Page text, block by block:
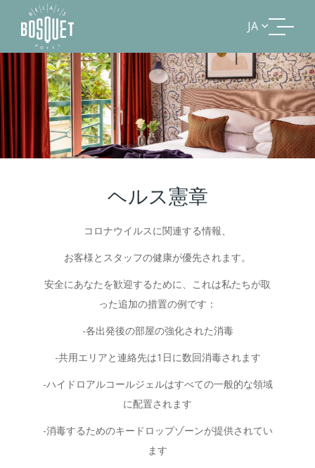
JA
ヘルス憲章
コロナウイルスに関連する情報、
お客様とスタッフの健康が優先されます。
安全にあなたを歓迎するために、これは私たちが取
った追加の措置の例です：
-各出発後の部屋の強化された消毒
-共用エリアと連絡先は1日に数回消毒されます
-ハイドロアルコールジェルはすべての一般的な領域
に配置されます
-消毒するためのキードロップゾーンが提供されてい
ます